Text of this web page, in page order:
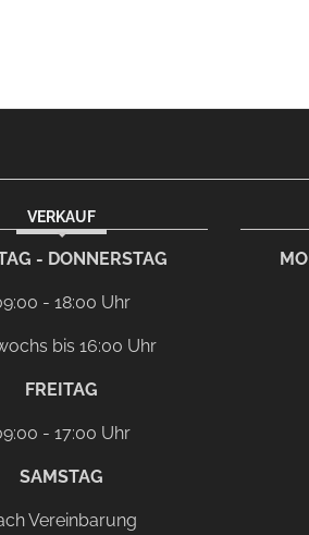
VERKAUF
- DONNERSTAG
- 18:00 Uhr
bis 16:00 Uhr
FREITAG
- 17:00 Uhr
SAMSTAG
Vereinbarung